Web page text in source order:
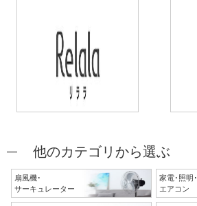
他のカテゴリから選ぶ
扇風機･
サーキュレーター
家電･照明･
エアコン